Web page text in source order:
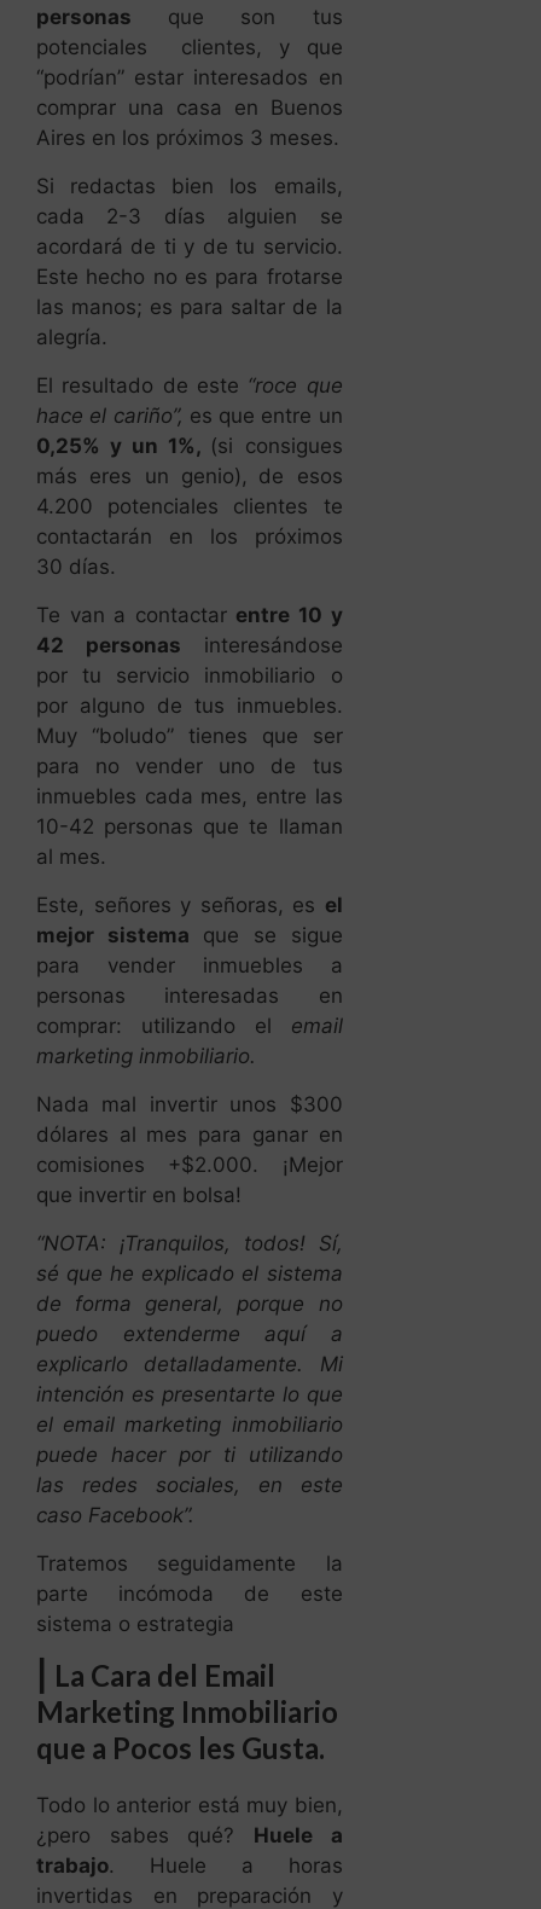
personas que son tus
potenciales clientes, y que
“podrían” estar interesados en
comprar una casa en Buenos
Aires en los próximos 3 meses.
Si redactas bien los emails,
cada 2-3 días alguien se
acordará de ti y de tu servicio.
Este hecho no es para frotarse
las manos; es para saltar de la
alegría.
El resultado de este “roce que
hace el cariño”, es que entre un
0,25% y un 1%, (si consigues
más eres un genio), de esos
4.200 potenciales clientes te
contactarán en los próximos
30 días.
Te van a contactar entre 10 y
42 personas interesándose
por tu servicio inmobiliario o
por alguno de tus inmuebles.
Muy “boludo” tienes que ser
para no vender uno de tus
inmuebles cada mes, entre las
10-42 personas que te llaman
al mes.
Este, señores y señoras, es el
mejor sistema que se sigue
para vender inmuebles a
personas interesadas en
comprar: utilizando el email
marketing inmobiliario.
Nada mal invertir unos $300
dólares al mes para ganar en
comisiones +$2.000. ¡Mejor
que invertir en bolsa!
“NOTA: ¡Tranquilos, todos! Sí,
sé que he explicado el sistema
de forma general, porque no
puedo extenderme aquí a
explicarlo detalladamente. Mi
intención es presentarte lo que
el email marketing inmobiliario
puede hacer por ti utilizando
las redes sociales, en este
caso Facebook”.
Tratemos seguidamente la
parte incómoda de este
sistema o estrategia
La Cara del Email
Marketing Inmobiliario
que a Pocos les Gusta.
Todo lo anterior está muy bien,
¿pero sabes qué? Huele a
trabajo. Huele a horas
invertidas en preparación y